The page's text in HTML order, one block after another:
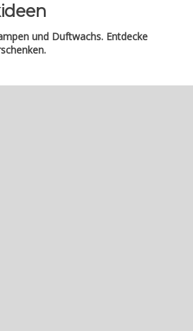
und Duftwachs. Entdecke